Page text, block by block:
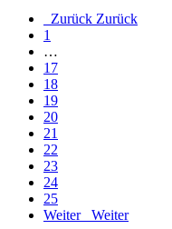
Zurück Zurück
1
…
17
18
19
20
21
22
23
24
25
Weiter
Weiter